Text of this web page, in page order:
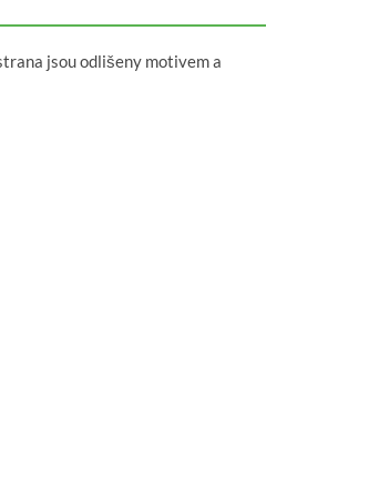
jsou odlišeny motivem a